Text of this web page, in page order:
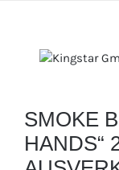
SMOKE
HANDS“